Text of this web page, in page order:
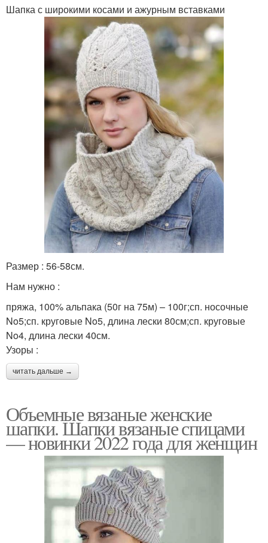
Шапка с широкими косами и ажурным вставками
Размер : 56-58см.
Нам нужно :
пряжа, 100% альпака (50г на 75м) – 100г;сп. носочные
No5;сп. круговые No5, длина лески 80см;сп. круговые
No4, длина лески 40см.
Узоры :
читать дальше →
Объемные вязаные женские
шапки. Шапки вязаные спицами
— новинки 2022 года для женщин